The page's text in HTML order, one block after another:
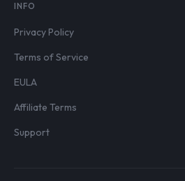
INFO
Privacy Policy
Terms of Service
EULA
Affiliate Terms
Support